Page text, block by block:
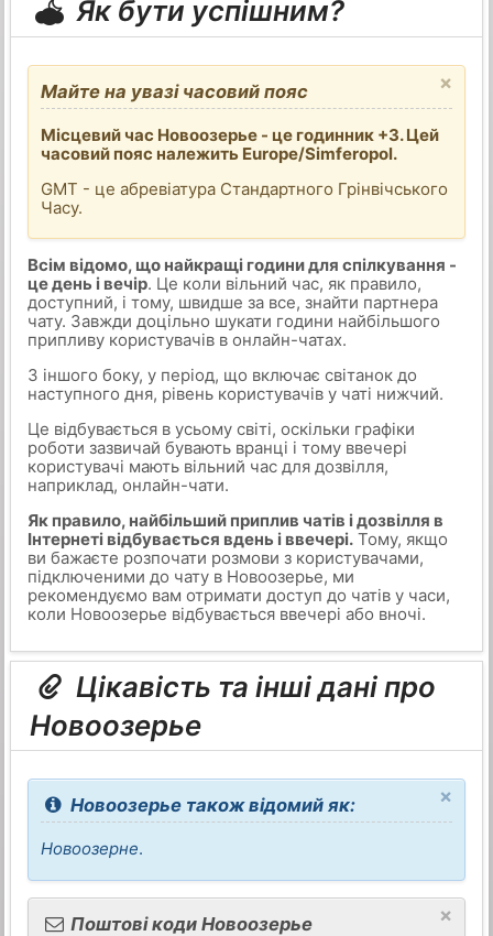
Як бути успішним?
×
Майте на увазі часовий пояс
Місцевий час Новоозерье - це годинник +3. Цей
часовий пояс належить Europe/Simferopol.
GMT - це абревіатура Стандартного Грінвічського
Часу.
Всім відомо, що найкращі години для спілкування -
це день і вечір. Це коли вільний час, як правило,
доступний, і тому, швидше за все, знайти партнера
чату. Завжди доцільно шукати години найбільшого
припливу користувачів в онлайн-чатах.
З іншого боку, у період, що включає світанок до
наступного дня, рівень користувачів у чаті нижчий.
Це відбувається в усьому світі, оскільки графіки
роботи зазвичай бувають вранці і тому ввечері
користувачі мають вільний час для дозвілля,
наприклад, онлайн-чати.
Як правило, найбільший приплив чатів і дозвілля в
Інтернеті відбувається вдень і ввечері.Тому, якщо
ви бажаєте розпочати розмови з користувачами,
підключеними до чату в Новоозерье, ми
рекомендуємо вам отримати доступ до чатів у часи,
коли Новоозерье відбувається ввечері або вночі.
Цікавість та інші дані про
Новоозерье
×
Новоозерье також відомий як:
Новоозерне.
×
Поштові коди Новоозерье